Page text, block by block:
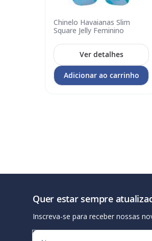
Chinelo Havaianas Slim
Square Jelly Feminino
Adicionar
no
carrinhoVer detalhes
Adicionar ao carrinho
Quer estar sempre
Inscreva-se para receber nossas